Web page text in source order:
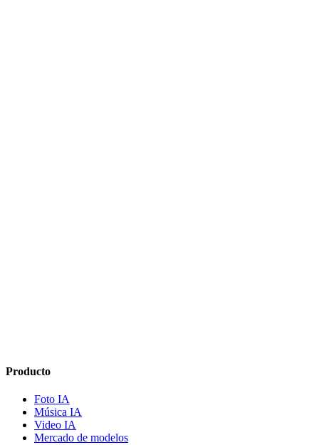
Producto
Foto IA
Música IA
Video IA
Mercado de modelos